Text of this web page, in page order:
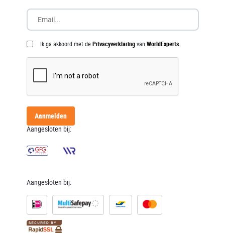
Ik ga akkoord met dePrivacyverklaringvan WorldExperts.
Aanmelden
Aangesloten bij:
Aangesloten bij: